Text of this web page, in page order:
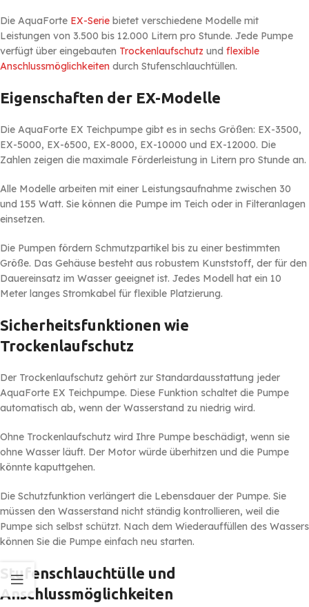
Die AquaForte EX-Serie bietet verschiedene Modelle mit
Leistungen von 3.500 bis 12.000 Litern pro Stunde. Jede Pumpe
verfügt über eingebauten Trockenlaufschutz und flexible
Anschlussmöglichkeiten durch Stufenschlauchtüllen.
Eigenschaften der EX-Modelle
Die AquaForte EX Teichpumpe gibt es in sechs Größen: EX-3500,
EX-5000, EX-6500, EX-8000, EX-10000 und EX-12000. Die
Zahlen zeigen die maximale Förderleistung in Litern pro Stunde an.
Alle Modelle arbeiten mit einer Leistungsaufnahme zwischen 30
und 155 Watt. Sie können die Pumpe im Teich oder in Filteranlagen
einsetzen.
Die Pumpen fördern Schmutzpartikel bis zu einer bestimmten
Größe. Das Gehäuse besteht aus robustem Kunststoff, der für den
Dauereinsatz im Wasser geeignet ist. Jedes Modell hat ein 10
Meter langes Stromkabel für flexible Platzierung.
Sicherheitsfunktionen wie
Trockenlaufschutz
Der Trockenlaufschutz gehört zur Standardausstattung jeder
AquaForte EX Teichpumpe. Diese Funktion schaltet die Pumpe
automatisch ab, wenn der Wasserstand zu niedrig wird.
Ohne Trockenlaufschutz wird Ihre Pumpe beschädigt, wenn sie
ohne Wasser läuft. Der Motor würde überhitzen und die Pumpe
könnte kaputtgehen.
Die Schutzfunktion verlängert die Lebensdauer der Pumpe. Sie
müssen den Wasserstand nicht ständig kontrollieren, weil die
Pumpe sich selbst schützt. Nach dem Wiederauffüllen des Wassers
können Sie die Pumpe einfach neu starten.
Stufenschlauchtülle und
Anschlussmöglichkeiten